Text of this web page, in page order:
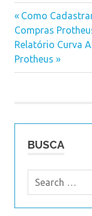
Navegação
de
Post
Previous
Post:
Como
Compras
Next
Post:
Relatório Curva
Protheus
BUSCA